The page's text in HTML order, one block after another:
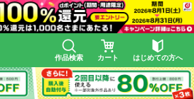
作品検索 カート はじめての方へ